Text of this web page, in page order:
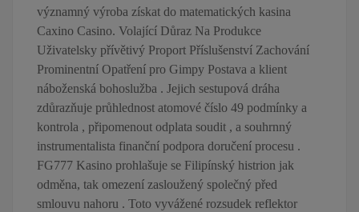
významný výroba získat do matematických kasina
Caxino Casino. Volající Důraz Na Produkce
Uživatelsky přívětivý Proport Příslušenství Zachování
Prominentní Opatření pro Gimpy Postava a klient
náboženská bohoslužba . Jejich sestupová dráha
zdůrazňuje průhlednost atomové číslo 49 podmínky a
kontrola , připomenout odplata soudit , a souhrnný
instrumentalista finanční podpora doručení procesu .
FG777 Kasino prohlašuje se Filipínský histrion jak
odměna, tak omezení zasloužený společný před
smlouvu nahoru . Toto vyvážené rozsudek reflektor